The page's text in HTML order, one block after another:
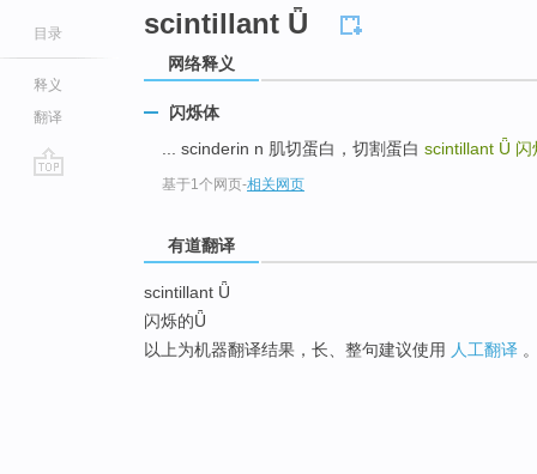
目录
释义
翻译
scintillant Ǖ
网络释义
闪烁体
... scinderin n 肌切蛋白，切割蛋白 scintillant Ǖ 闪
基于1个网页-相关网页
有道翻译
scintillant Ǖ
闪烁的Ǖ
以上为机器翻译结果，长、整句建议使用 人工翻译